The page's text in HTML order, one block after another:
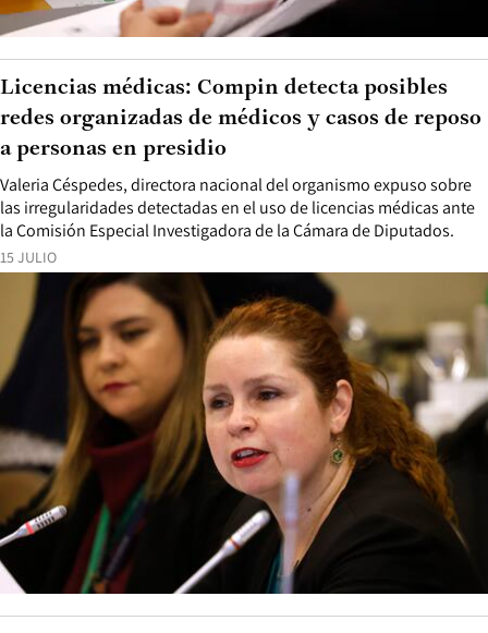
15 JULIO
Valeria Céspedes, directora nacional del organismo expuso sobre
las irregularidades detectadas en el uso de licencias médicas ante
la Comisión Especial Investigadora de la Cámara de Diputados.
Licencias médicas: Compin detecta posibles
redes organizadas de médicos y casos de reposo
a personas en presidio